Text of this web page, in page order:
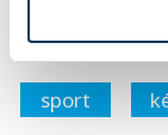
sport